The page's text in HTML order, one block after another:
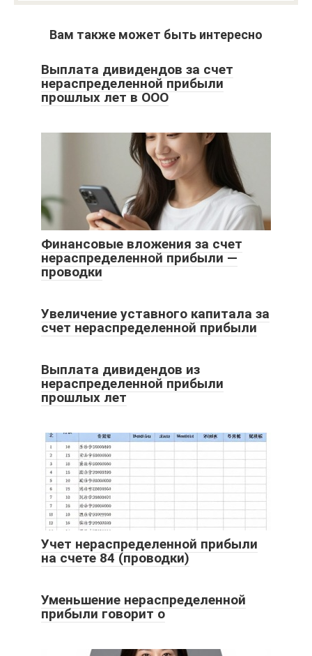
Вам также может быть интересно
Выплата дивидендов за счет
нераспределенной прибыли
прошлых лет в ООО
Финансовые вложения за счет
нераспределенной прибыли —
проводки
Увеличение уставного капитала за
счет нераспределенной прибыли
Выплата дивидендов из
нераспределенной прибыли
прошлых лет
Учет нераспределенной прибыли
на счете 84 (проводки)
Уменьшение нераспределенной
прибыли говорит о